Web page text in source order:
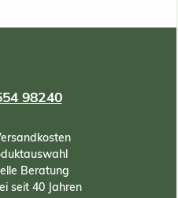
98240
Beratung
seit 40 Jahren